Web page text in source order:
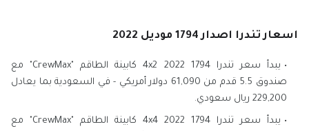
اسعار تندرا اصدار 1794 موديل 2022
يبدأ سعر تندرا 1794 2022 4x2 كابينة الطاقم "CrewMax" مع
صندوق 5.5 قدم من 61,090 دولار أمريكي - في السعودية بما يعادل
229,200 ريال سعودي.
يبدأ سعر تندرا 1794 2022 4x4 كابينة الطاقم "CrewMax" مع